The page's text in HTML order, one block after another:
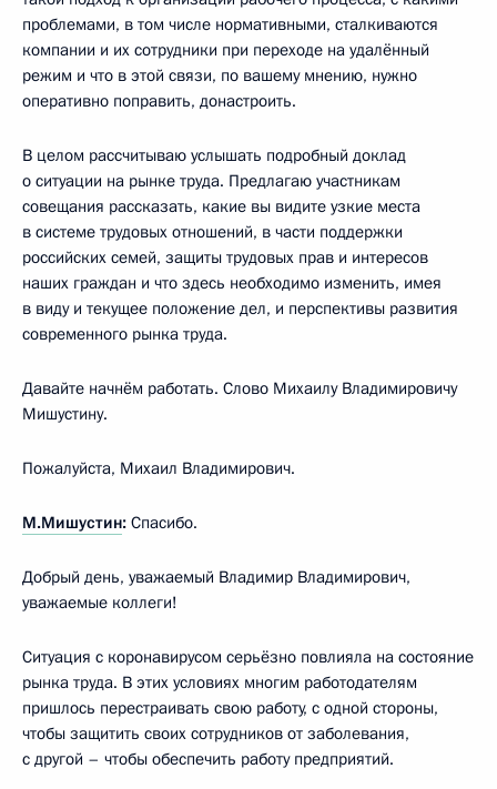
проблемами, в том числе нормативными, сталкиваются
компании и их сотрудники при переходе на удалённый
режим и что в этой связи, по вашему мнению, нужно
оперативно поправить, донастроить.
В целом рассчитываю услышать подробный доклад
о ситуации на рынке труда. Предлагаю участникам
совещания рассказать, какие вы видите узкие места
в системе трудовых отношений, в части поддержки
российских семей, защиты трудовых прав и интересов
наших граждан и что здесь необходимо изменить, имея
в виду и текущее положение дел, и перспективы развития
современного рынка труда.
Давайте начнём работать. Слово Михаилу Владимировичу
Мишустину.
Пожалуйста, Михаил Владимирович.
М.Мишустин: Спасибо.
Добрый день, уважаемый Владимир Владимирович,
уважаемые коллеги!
Ситуация с коронавирусом серьёзно повлияла на состояние
рынка труда. В этих условиях многим работодателям
пришлось перестраивать свою работу, с одной стороны,
чтобы защитить своих сотрудников от заболевания,
с другой – чтобы обеспечить работу предприятий.